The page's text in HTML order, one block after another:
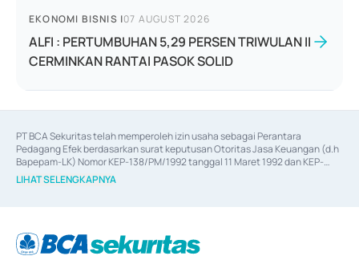
EKONOMI BISNIS |07 AUGUST 2026
ALFI : PERTUMBUHAN 5,29 PERSEN TRIWULAN II
CERMINKAN RANTAI PASOK SOLID
PT BCA Sekuritas telah memperoleh izin usaha sebagai Perantara
Pedagang Efek berdasarkan surat keputusan Otoritas Jasa Keuangan (d.h
Bapepam-LK) Nomor KEP-138/PM/1992 tanggal 11 Maret 1992 dan KEP-
06/D.04/2014 tanggal 28 Februari 2014, izin usaha sebagai Penjamin Emisi
Efek berdasarkan surat keputusan Otoritas Jasa Keuangan Nomor KEP-
berdasarkan surat keputusan Otoritas Jasa Keuangan Nomor S-
67/PM.21/2017 tanggal 3 Februari 2017, dan beberapa izin usaha lainnya
LIHAT SELENGKAPNYA